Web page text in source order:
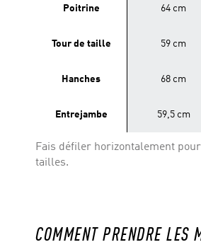
Poitrine 64 cm
Tour de taille 59 cm
Hanches 68 cm
Entrejambe 59,5 cm
Fais défiler horizontalement
tailles.
COMMENT PRENDRE LES